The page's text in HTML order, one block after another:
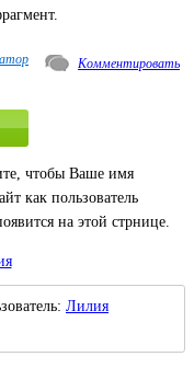
Комментировать
чтобы Ваше имя
как пользователь
на этой стрнице.
Лилия